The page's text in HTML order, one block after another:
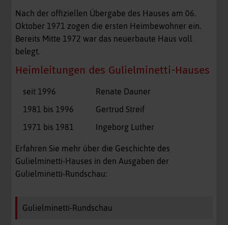
Nach der offiziellen Übergabe des Hauses am 06.
Oktober 1971 zogen die ersten Heimbewohner ein.
Bereits Mitte 1972 war das neuerbaute Haus voll
belegt.
Heimleitungen des Gulielminetti-Hauses
seit 1996
Renate Dauner
1981 bis 1996
Gertrud Streif
1971 bis 1981
Ingeborg Luther
Erfahren Sie mehr über die Geschichte des
Gulielminetti-Hauses in den Ausgaben der
Gulielminetti-Rundschau:
Gulielminetti-Rundschau